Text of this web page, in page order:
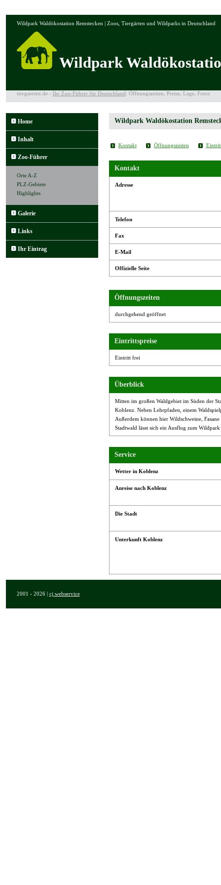
Wildpark Waldökostation Remstecken | Zoos, Tiergärten und Wildparks in Deutschland
Wildpark
tiergaerten.de - Ihr Zoo-Führer für Deutschland: Öffnungszeiten, Preise, Lage, Fotos
Home
Inhalt
Zoo-Führer
Orte A-Z
PLZ-Gebiete
Highlights
Galerie
Links
Ihr Eintrag
Wildpark Waldökostation
Kontakt Öffnungszeiten
Kontakt
Adresse
Telefon
Fax
E-Mail
Offizielle Seite
Öffnungszeiten
durchgehend geöffnet
Eintrittspreise
Eintritt frei
Überblick
Mitten im großen Waldgebiet im Süden der
Koblenz. Neben Lehrpfaden, einem
Außerdem können hier Wildschweine,
Stadtwald lässt sich ein Ausflug zum
Service
Wetter in Koblenz
Anreise nach Koblenz
Die Stadt
Unterkunft Koblenz
2001 - 2026 | cj.webservice